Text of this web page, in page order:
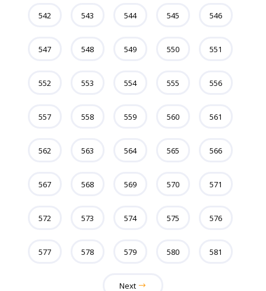
542 543 544 545 546
547 548 549 550 551
552 553 554 555 556
557 558 559 560 561
562 563 564 565 566
567 568 569 570 571
572 573 574 575 576
577 578 579 580 581
Next